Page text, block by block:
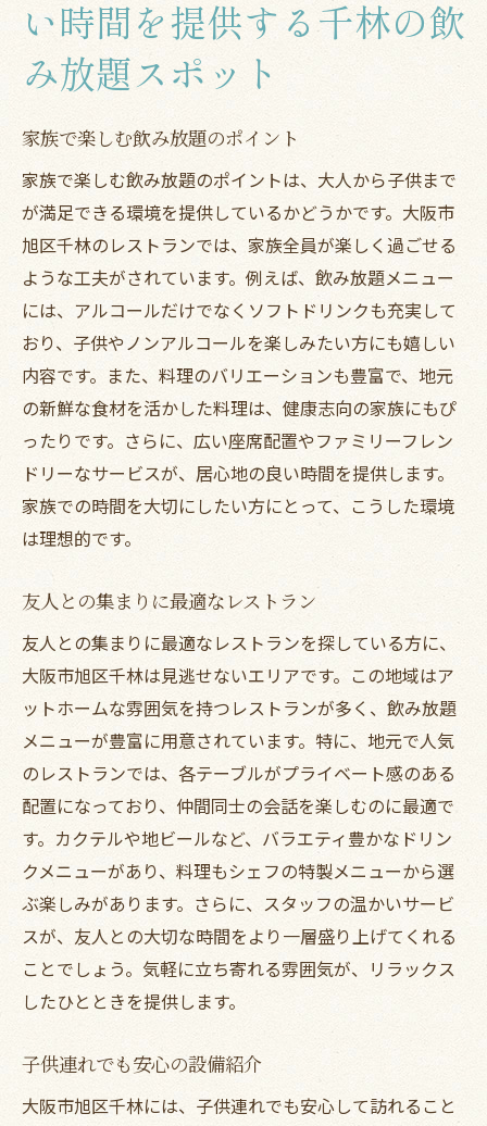
い時間を提供する千林の飲
み放題スポット
家族で楽しむ飲み放題のポイント
家族で楽しむ飲み放題のポイントは、大人から子供まで
が満足できる環境を提供しているかどうかです。大阪市
旭区千林のレストランでは、家族全員が楽しく過ごせる
ような工夫がされています。例えば、飲み放題メニュー
には、アルコールだけでなくソフトドリンクも充実して
おり、子供やノンアルコールを楽しみたい方にも嬉しい
内容です。また、料理のバリエーションも豊富で、地元
の新鮮な食材を活かした料理は、健康志向の家族にもぴ
ったりです。さらに、広い座席配置やファミリーフレン
ドリーなサービスが、居心地の良い時間を提供します。
家族での時間を大切にしたい方にとって、こうした環境
は理想的です。
友人との集まりに最適なレストラン
友人との集まりに最適なレストランを探している方に、
大阪市旭区千林は見逃せないエリアです。この地域はア
ットホームな雰囲気を持つレストランが多く、飲み放題
メニューが豊富に用意されています。特に、地元で人気
のレストランでは、各テーブルがプライベート感のある
配置になっており、仲間同士の会話を楽しむのに最適で
す。カクテルや地ビールなど、バラエティ豊かなドリン
クメニューがあり、料理もシェフの特製メニューから選
ぶ楽しみがあります。さらに、スタッフの温かいサービ
スが、友人との大切な時間をより一層盛り上げてくれる
ことでしょう。気軽に立ち寄れる雰囲気が、リラックス
したひとときを提供します。
子供連れでも安心の設備紹介
大阪市旭区千林には、子供連れでも安心して訪れること